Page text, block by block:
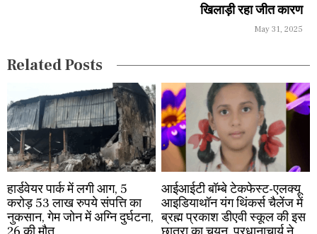
o
खिलाड़ी रहा जीत कारण
May 31, 2025
Related Posts
हार्डवेयर पार्क में लगी आग, 5
करोड़ 53 लाख रुपये संपत्ति का
नुकसान, गेम जोन में अग्नि दुर्घटना,
आईआईटी बॉम्बे टेकफेस्ट-एलक्यू
आइडियाथॉन यंग थिंकर्स चैलेंज में
ब्रह्म प्रकाश डीएवी स्कूल की इस